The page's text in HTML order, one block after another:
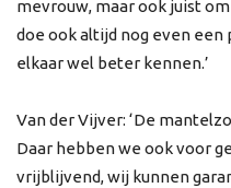
mevrouw, maar ook juist
doe ook altijd nog even
elkaar wel beter kennen.’
Van der Vijver: ‘De
Daar hebben we ook voor
vrijblijvend, wij kunnen